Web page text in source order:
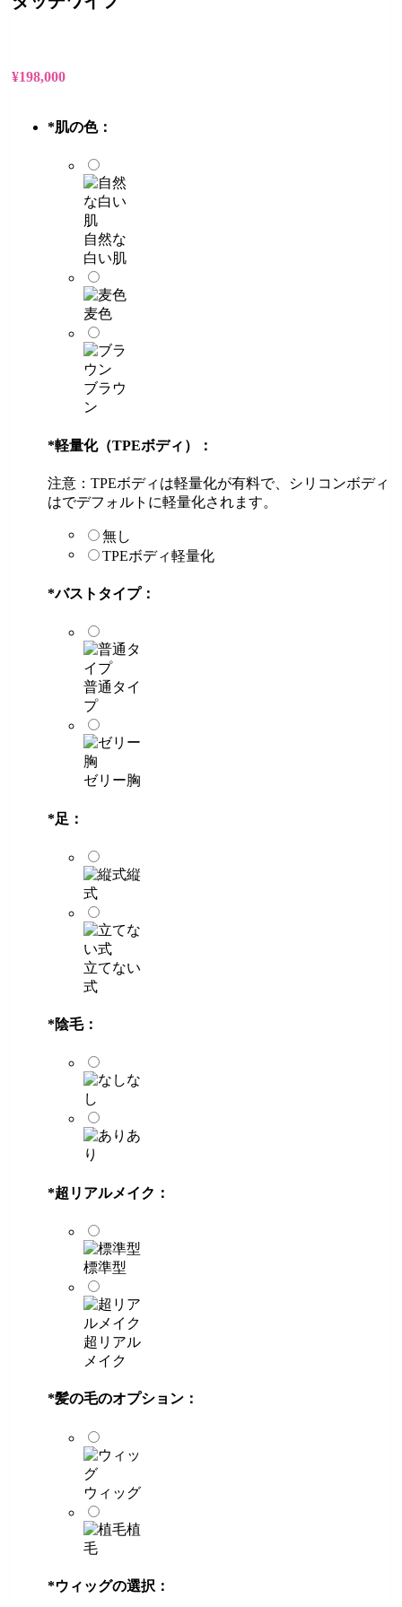
¥198,000
*肌の色：
自然な
白い肌
麦色
ブラウ
ン
*軽量化（TPEボディ）：
注意：TPEボディは軽量化が有料で、シリコンボディ
はでデフォルトに軽量化されます。
無し
TPEボディ軽量化
*バストタイプ：
普通タイ
プ
ゼリー胸
*足：
縦
式
立てない
式
*陰毛：
な
し
あ
り
*超リアルメイク：
標準型
超リアル
メイク
*髪の毛のオプション：
ウィッグ
植
毛
*ウィッグの選択：